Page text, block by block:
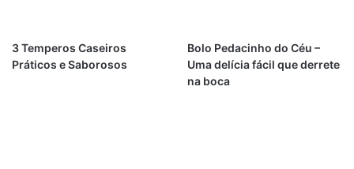
3 Temperos Caseiros
Práticos e Saborosos
Bolo Pedacinho do Céu –
Uma delícia fácil que derrete
na boca